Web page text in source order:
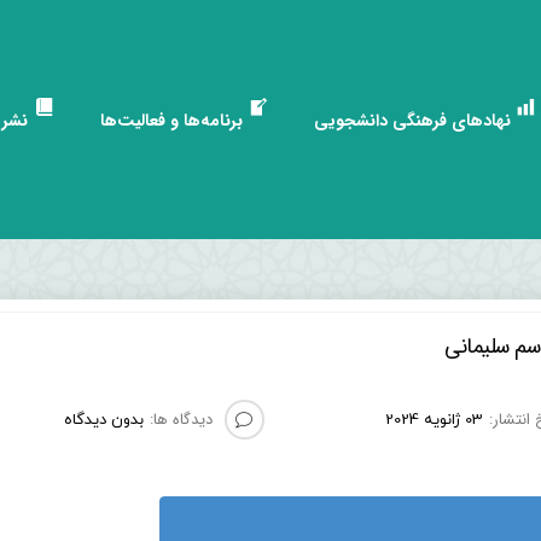
نهادهای فرهنگی دانشجویی برنامه‌ها و فعالیت‌ها
سلیمانی
انتشار: 03 ژانویه 2024 دیدگاه ها: بدون دیدگاه